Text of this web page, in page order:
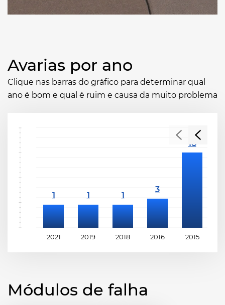
Avarias por ano
Clique nas barras do gráfico para determinar qual
ano é bom e qual é ruim e causa da muito problema
2021 2019 2018 2016 2015
Módulos de falha